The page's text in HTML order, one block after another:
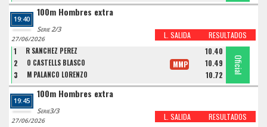
19:40
100m Hombres extra
Serie 2/3
L. SALIDA RESULTADOS
27/06/2026
1 R SANCHEZ PEREZ 10.40
Oficial
2 O CASTELLS BLASCO 10.49
MMP Oficial
3 M PALANCO LORENZO 10.72
Oficial
19:45
100m Hombres extra
Serie3/3
L. SALIDA RESULTADOS
27/06/2026